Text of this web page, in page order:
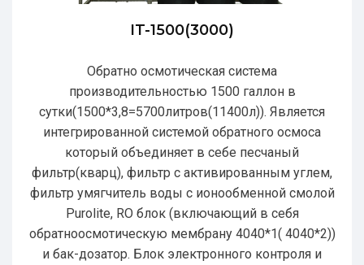
IT-1500(3000)
Обратно осмотическая система
производительностью 1500 галлон в
сутки(1500*3,8=5700литров(11400л)). Является
интегрированной системой обратного осмоса
который объединяет в себе песчаный
фильтр(кварц), фильтр с активированным углем,
фильтр умягчитель воды с ионообменной смолой
Purolite, RO блок (включающий в себя
обратноосмотическую мембрану 4040*1( 4040*2))
и бак-дозатор. Блок электронного контроля и